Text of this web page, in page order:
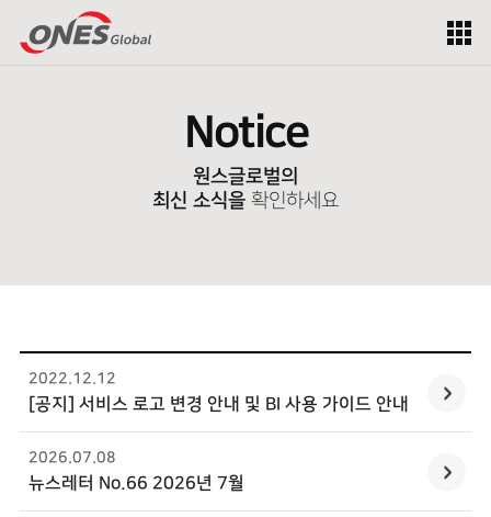
Notice
원스글로벌의
최신 소식을 확인하세요
.12
2022.12
[공지] 서비스 로고 변경 안내 및 BI 사용 가이드 안내
.08
2026.07
뉴스레터 No.66 2026년 7월